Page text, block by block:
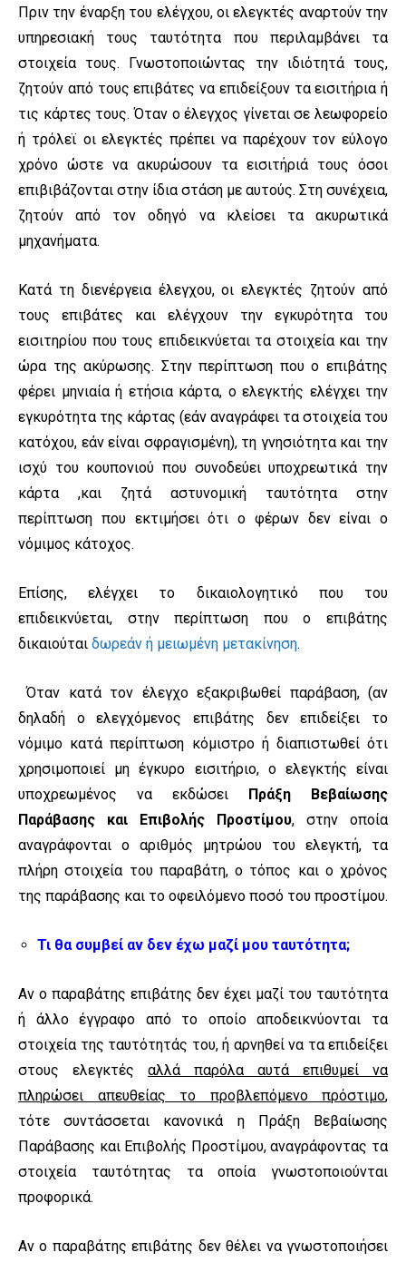
Πριν την έναρξη του ελέγχου, οι ελεγκτές αναρτούν την
υπηρεσιακή τους ταυτότητα που περιλαμβάνει τα
στοιχεία τους. Γνωστοποιώντας την ιδιότητά τους,
ζητούν από τους επιβάτες να επιδείξουν τα εισιτήρια ή
τις κάρτες τους. Όταν ο έλεγχος γίνεται σε λεωφορείο
ή τρόλεϊ οι ελεγκτές πρέπει να παρέχουν τον εύλογο
χρόνο ώστε να ακυρώσουν τα εισιτήριά τους όσοι
επιβιβάζονται στην ίδια στάση με αυτούς. Στη συνέχεια,
ζητούν από τον οδηγό να κλείσει τα ακυρωτικά
μηχανήματα.
Κατά τη διενέργεια έλεγχου, οι ελεγκτές ζητούν από
τους επιβάτες και ελέγχουν την εγκυρότητα του
εισιτηρίου που τους επιδεικνύεται τα στοιχεία και την
ώρα της ακύρωσης. Στην περίπτωση που ο επιβάτης
φέρει μηνιαία ή ετήσια κάρτα, ο ελεγκτής ελέγχει την
εγκυρότητα της κάρτας (εάν αναγράφει τα στοιχεία του
κατόχου, εάν είναι σφραγισμένη), τη γνησιότητα και την
ισχύ του κουπονιού που συνοδεύει υποχρεωτικά την
κάρτα ,και ζητά αστυνομική ταυτότητα στην
περίπτωση που εκτιμήσει ότι ο φέρων δεν είναι ο
νόμιμος κάτοχος.
Επίσης, ελέγχει το δικαιολογητικό που του
επιδεικνύεται, στην περίπτωση που ο επιβάτης
δικαιούται δωρεάν ή μειωμένη μετακίνηση.
Όταν κατά τον έλεγχο εξακριβωθεί παράβαση, (αν
δηλαδή ο ελεγχόμενος επιβάτης δεν επιδείξει το
νόμιμο κατά περίπτωση κόμιστρο ή διαπιστωθεί ότι
χρησιμοποιεί μη έγκυρο εισιτήριο, ο ελεγκτής είναι
υποχρεωμένος να εκδώσει Πράξη Βεβαίωσης
Παράβασης και Επιβολής Προστίμου, στην οποία
αναγράφονται ο αριθμός μητρώου του ελεγκτή, τα
πλήρη στοιχεία του παραβάτη, ο τόπος και ο χρόνος
της παράβασης και το οφειλόμενο ποσό του προστίμου.
Τι θα συμβεί αν δεν έχω μαζί μου ταυτότητα;
Αν ο παραβάτης επιβάτης δεν έχει μαζί του ταυτότητα
ή άλλο έγγραφο από το οποίο αποδεικνύονται τα
στοιχεία της ταυτότητάς του, ή αρνηθεί να τα επιδείξει
στους ελεγκτές αλλά παρόλα αυτά επιθυμεί να
πληρώσει απευθείας το προβλεπόμενο πρόστιμο,
τότε συντάσσεται κανονικά η Πράξη Βεβαίωσης
Παράβασης και Επιβολής Προστίμου, αναγράφοντας τα
στοιχεία ταυτότητας τα οποία γνωστοποιούνται
προφορικά.
Αν ο παραβάτης επιβάτης δεν θέλει να γνωστοποιήσει